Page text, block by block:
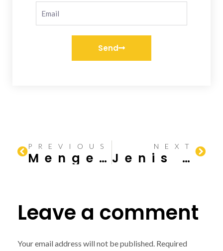
Send
PREVIOUS
Mengenal Alat Pemotong Kaca
NEXT
Jenis Struktur Tiang Bangunan Gedung
Leave a comment
Your email address will not be published. Required